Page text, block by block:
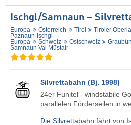
Ischgl/​Samnaun –
Europa Österreich Tirol Tiroler
Paznaun-Ischgl
Europa
Schweiz Ostschweiz
Samnaun Val Müstair
Silvrettabahn (Bj. 1998)
24er Funitel - windstabile
parallelen Förderseilen in
Die Silvrettabahn fährt von